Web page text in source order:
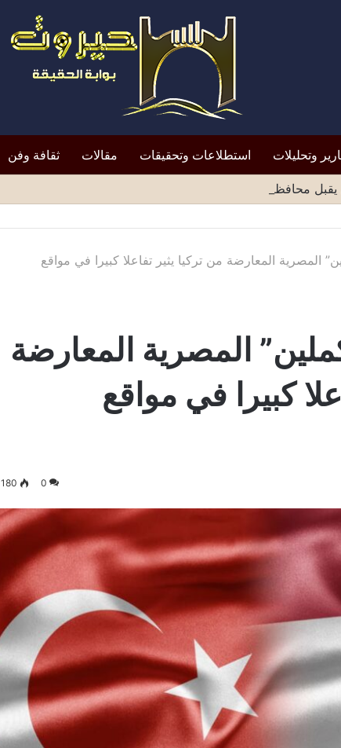
وتحليلات استطلاعات وتحقيقات مقالات ثقافة وفن
محافظ أبين النقد؟*
المصرية المعارضة من تركيا يثير تفاعلا كبيرا في مواقع
المصرية المعارضة
كبيرا في مواقع
0
180